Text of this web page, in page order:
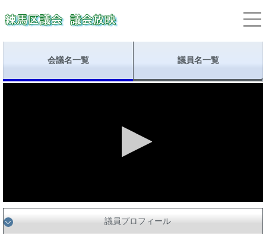
会議名一覧 議員名一覧
議員プロフィール